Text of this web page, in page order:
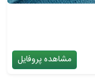
مشاهده پروفایل